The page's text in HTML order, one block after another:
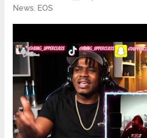
News, EOS